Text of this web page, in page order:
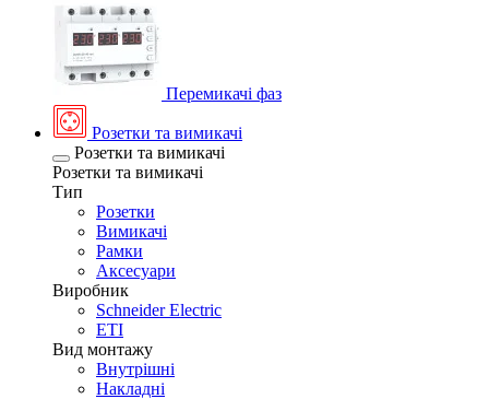
Перемикачі фаз
Розетки та вимикачі
Розетки та вимикачі
Розетки та вимикачі
Тип
Розетки
Вимикачі
Рамки
Аксесуари
Виробник
Schneider Electric
ETI
Вид монтажу
Внутрішні
Накладні